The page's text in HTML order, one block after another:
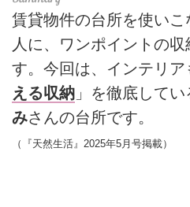
賃貸物件の台所を使い
人に、ワンポイントの
す。今回は、インテリア
える収納 」を徹底してい
みさんの台所です。
（『天然生活』2025年5月号掲載）